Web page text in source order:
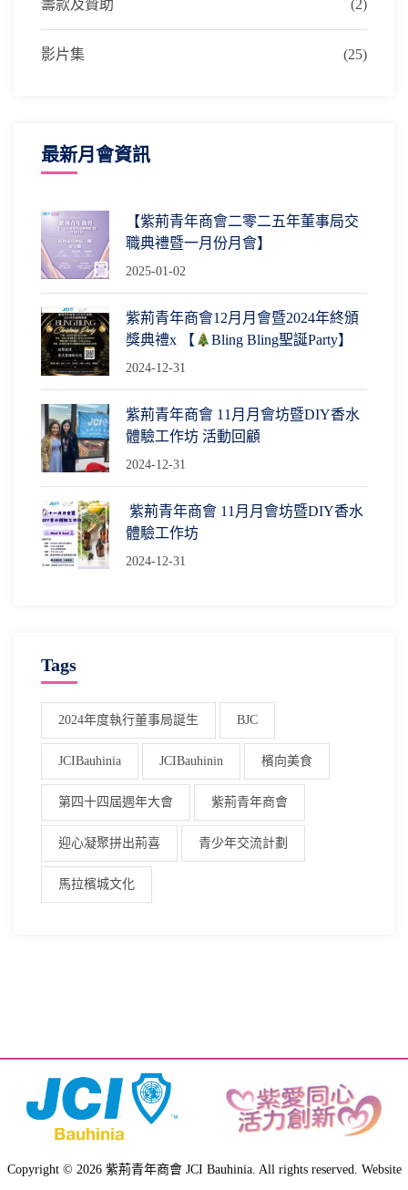
籌款及贊助 (2)
影片集 (25)
最新月會資訊
【紫荊青年商會二零二五年董事局交
職典禮暨一月份月會】
2025-01-02
紫荊青年商會12月月會暨2024年終頒
獎典禮x 【
Bling Bling聖誕Party】
2024-12-31
紫荊青年商會 11月月會坊暨DIY香水
體驗工作坊 活動回顧
2024-12-31
紫荊青年商會 11月月會坊暨DIY香水
體驗工作坊
2024-12-31
Tags
2024年度執行董事局誕生 BJC
JCIBauhinia JCIBauhinin 檳向美食
第四十四屆週年大會 紫荊青年商會
迎心凝聚拼出荊喜 青少年交流計劃
馬拉檳城文化
Copyright © 2026 紫荊青年商會 JCI Bauhinia. All rights reserved. Website